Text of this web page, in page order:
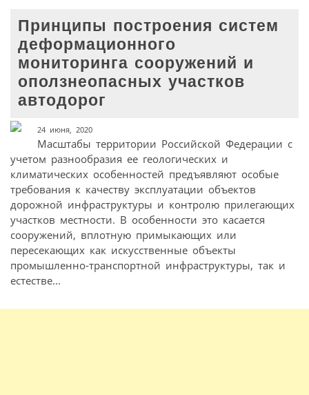
Принципы построения систем
деформационного
мониторинга сооружений и
оползнеопасных участков
автодорог
24 июня, 2020
Масштабы территории Российской Федерации с
учетом разнообразия ее геологических и
климатических особенностей предъявляют особые
требования к качеству эксплуатации объектов
дорожной инфраструктуры и контролю прилегающих
участков местности. В особенности это касается
сооружений, вплотную примыкающих или
пересекающих как искусственные объекты
промышленно-транспортной инфраструктуры, так и
естестве...